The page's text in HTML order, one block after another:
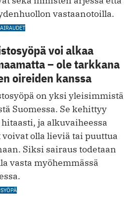
vastaanotoilla.
voi alkaa
– ole tarkkana
oireiden kanssa
on yksi yleisimmistä
Suomessa. Se kehittyy
ja alkuvaiheessa
voivat olla lieviä tai puuttua
Siksi sairaus todetaan
vasta myöhemmässä